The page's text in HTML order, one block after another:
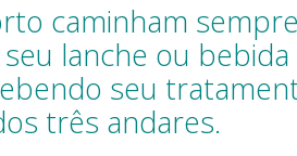
caminham
lanche ou
seu
três andares.